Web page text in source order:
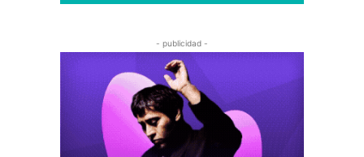
- publicidad -